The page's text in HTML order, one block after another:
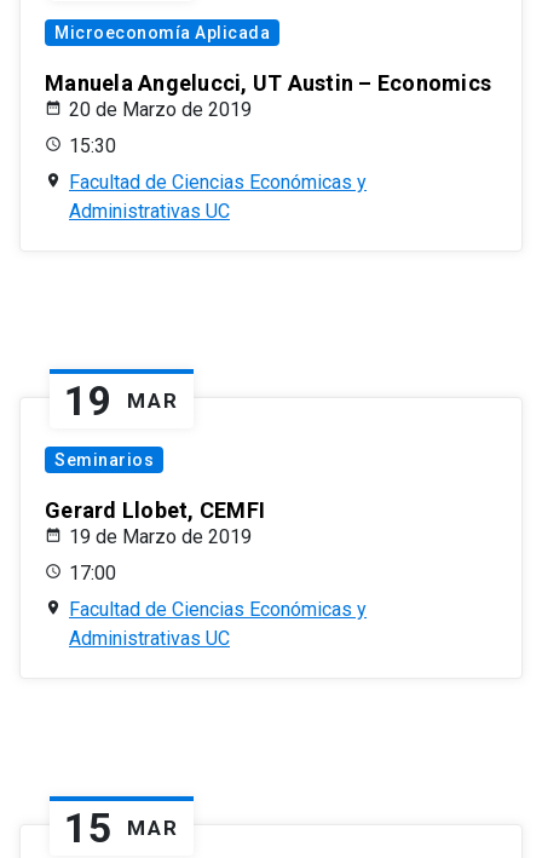
Microeconomía Aplicada
Manuela Angelucci, UT Austin – Economics
20 de Marzo de 2019
15:30
Facultad de Ciencias Económicas y
Administrativas UC
19 MAR
Seminarios
Gerard Llobet, CEMFI
19 de Marzo de 2019
17:00
Facultad de Ciencias Económicas y
Administrativas UC
15 MAR